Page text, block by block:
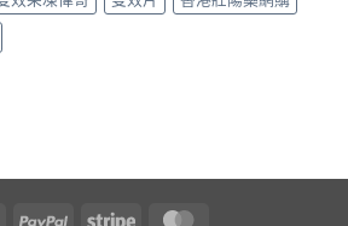
Visa PayPal Stripe